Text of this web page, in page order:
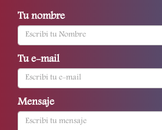
Tu nombre
Tu e-mail
Mensaje